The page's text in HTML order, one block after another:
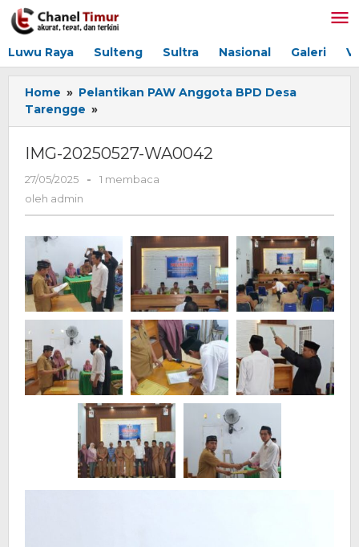
Lewati
ke
Luwu Raya Sulteng Sultra Nasional Galeri
Home » Pelantikan PAW Anggota BPD Desa
Tarengge »
20250527-
IMG-20250527-WA0042
27/05/2025
oleh
-
1 membaca
oleh admin